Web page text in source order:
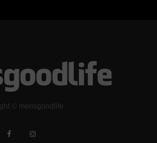
© mensgoodlife